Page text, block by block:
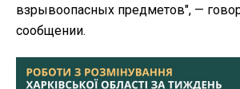
взрывоопасных предметов", —
сообщении.